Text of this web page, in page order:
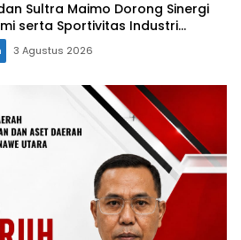
Sultra Maimo Dorong Sinergi
serta Sportivitas Industri
3 Agustus 2026